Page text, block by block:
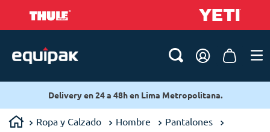
Delivery en 24 a 48h en Lima Metropolitana.
Ropa y Calzado Hombre
Pantalones